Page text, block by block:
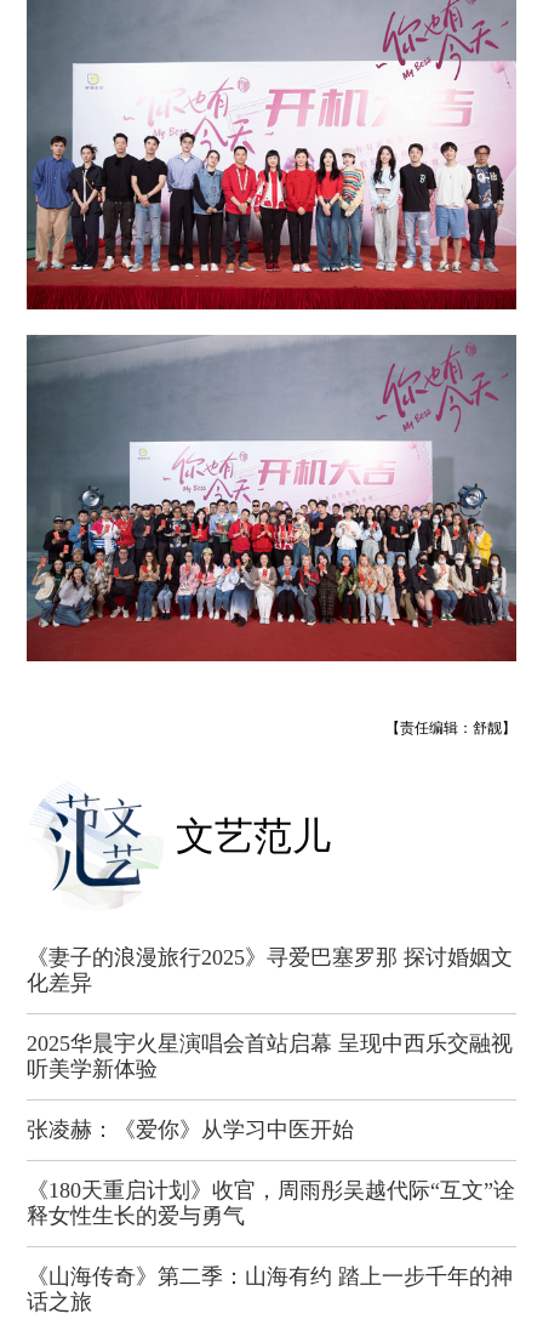
【责任编辑：舒靓】
文艺范儿
《妻子的浪漫旅行2025》寻爱巴塞罗那 探讨婚姻文
化差异
2025华晨宇火星演唱会首站启幕 呈现中西乐交融视
听美学新体验
张凌赫：《爱你》从学习中医开始
《180天重启计划》收官，周雨彤吴越代际“互文”诠
释女性生长的爱与勇气
《山海传奇》第二季：山海有约 踏上一步千年的神
话之旅